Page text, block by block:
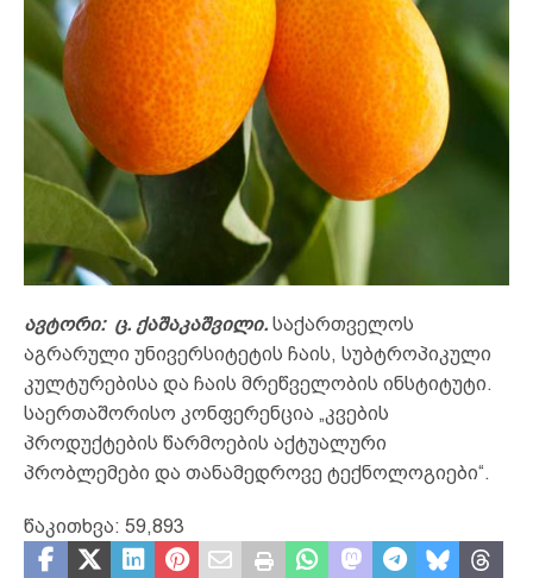
ავტორი: ც. ქაშაკაშვილი. საქართველოს
აგრარული უნივერსიტეტის ჩაის, სუბტროპიკული
კულტურებისა და ჩაის მრეწველობის ინსტიტუტი.
საერთაშორისო კონფერენცია „კვების
პროდუქტების წარმოების აქტუალური
პრობლემები და თანამედროვე ტექნოლოგიები“.
წაკითხვა: 59,893